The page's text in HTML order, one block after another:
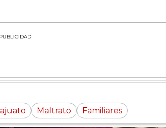
PUBLICIDAD
Maltrato Familiares